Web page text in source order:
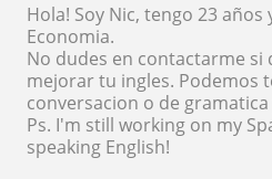
Hola! Soy Nic, tengo 23
Economia.
No dudes en contactarme si
mejorar tu ingles. Podemos
conversacion o de
Ps. I'm still working on my
speaking English!